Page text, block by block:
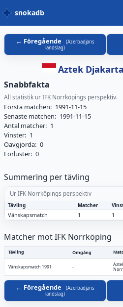
snokadb
Föregående (Azerbadjans
landslag)
Aztek
Snabbfakta
All statistik ur IFK Norrköpings perspektiv.
Första matchen: 1991-11-15
Senaste matchen: 1991-11-15
Antal matcher: 1
Vinster: 1
Oavgjorda: 0
Förluster: 0
Summering per tävling
Ur IFK Norrköpings perspektiv
Tävling Matcher
Vänskapsmatch 1 1
Matcher mot IFK Norrköping
Tävling Omgång
Vänskapsmatch 1991 -
Föregående (Azerbadjans
landslag)